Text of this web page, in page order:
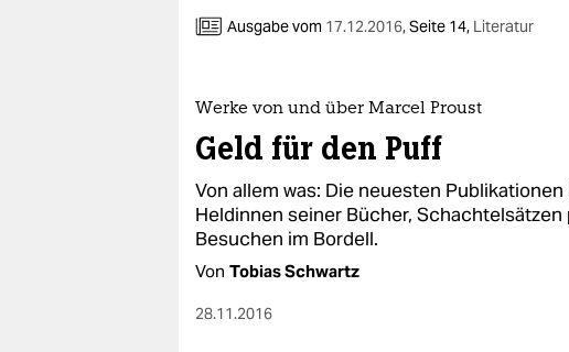
Ausgabe vom 17.12.2016,Seite 14, Literatur
Werke von und über Marcel Proust
Geld für den Puff
Von allem was: Die neuesten
Heldinnen seiner Bücher,
Besuchen im Bordell.
Von Tobias Schwartz
28.11.2016